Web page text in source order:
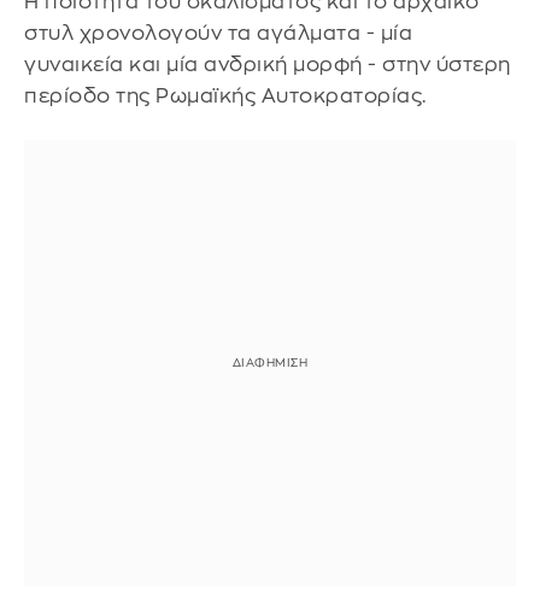
στυλ χρονολογούν τα αγάλματα - μία
γυναικεία και μία ανδρική μορφή - στην ύστερη
περίοδο της Ρωμαϊκής Αυτοκρατορίας.